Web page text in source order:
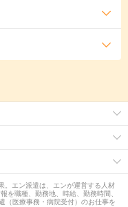
。エン派遣は、エンが運営する人材
を職種、勤務地、時給、勤務時間、
（医療事務・病院受付）のお仕事を